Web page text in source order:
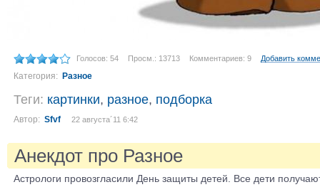
Голосов: 54 Просм.: 13713 Комментариев: 9 Добавить
Категория: Разное
Теги: картинки, разное, подборка
Автор: Sfvf 22 августа´11 6:42
Анекдот про Разное
Астрологи провозгласили День защиты детей. Все дети